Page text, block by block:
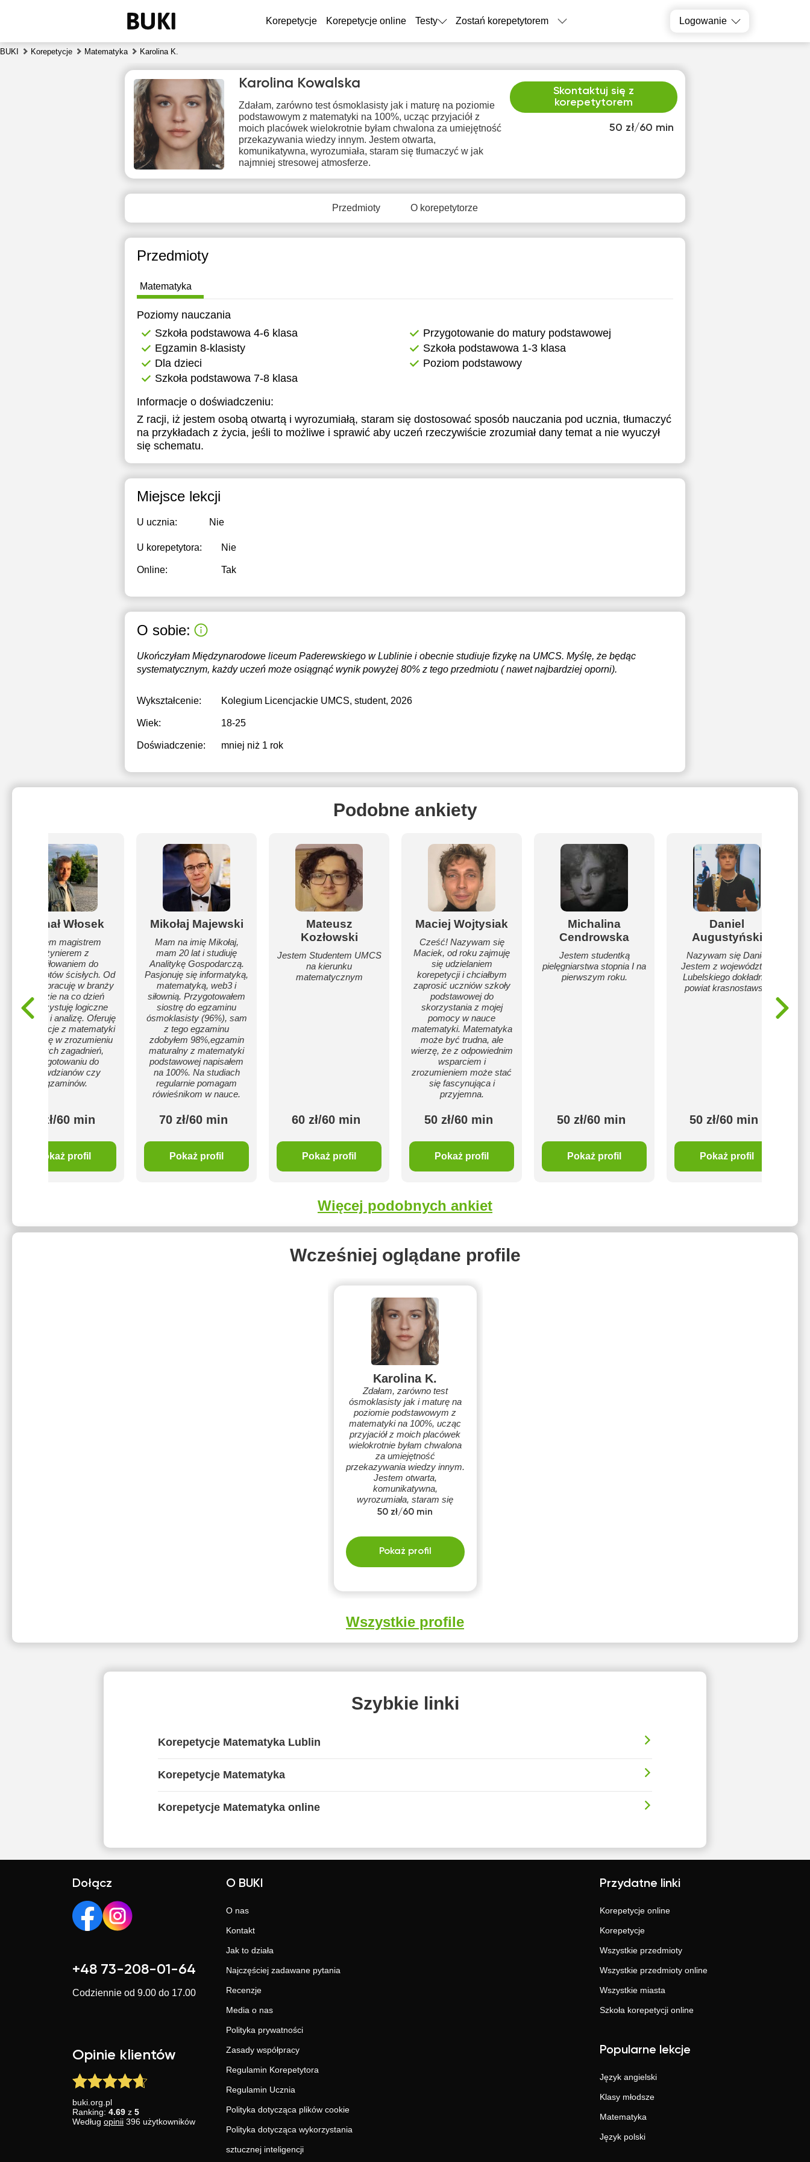
Korepetycje Korepetycje online Testy Zostań korepetytorem Logowanie
BUKI Korepetycje Matematyka Karolina K.
50 zł/60 min
Skontaktuj się z
korepetytorem
Karolina Kowalska
Zdałam, zarówno test ósmoklasisty jak i maturę na poziomie
podstawowym z matematyki na 100%, ucząc przyjaciół z
moich placówek wielokrotnie byłam chwalona za umiejętność
przekazywania wiedzy innym. Jestem otwarta,
komunikatywna, wyrozumiała, staram się tłumaczyć w jak
najmniej stresowej atmosferze.
Przedmioty O korepetytorze
Przedmioty
Matematyka
Poziomy nauczania
Szkoła podstawowa 4-6 klasa
Przygotowanie do matury podstawowej
Egzamin 8-klasisty
Szkoła podstawowa 1-3 klasa
Dla dzieci
Poziom podstawowy
Szkoła podstawowa 7-8 klasa
Informacje o doświadczeniu:
Z racji, iż jestem osobą otwartą i wyrozumiałą, staram się dostosować sposób nauczania pod ucznia, tłumaczyć
na przykładach z życia, jeśli to możliwe i sprawić aby uczeń rzeczywiście zrozumiał dany temat a nie wyuczył
się schematu.
Miejsce lekcji
U ucznia: Nie
U korepetytora: Nie
Online: Tak
O sobie:
Ukończyłam Międzynarodowe liceum Paderewskiego w Lublinie i obecnie studiuje fizykę na UMCS. Myślę, że będąc
systematycznym, każdy uczeń może osiągnąć wynik powyżej 80% z tego przedmiotu ( nawet najbardziej oporni).
Wykształcenie: Kolegium Licencjackie UMCS, student, 2026
Wiek: 18-25
Doświadczenie: mniej niż 1 rok
Podobne ankiety
Michał Włosek
Jestem magistrem
inżynierem z
zamiłowaniem do
przedmiotów ścisłych. Od
kilku lat pracuję w branży
IT, gdzie na co dzień
wykorzystuję logiczne
myślenie i analizę. Oferuję
korepetycje z matematyki
- pomogę w zrozumieniu
trudnych zagadnień,
przygotowaniu do
sprawdzianów czy
egzaminów.
70 zł/60 min
Pokaż profil
Mikołaj Majewski
Mam na imię Mikołaj,
mam 20 lat i studiuję
Analitykę Gospodarczą.
Pasjonuję się informatyką,
matematyką, web3 i
siłownią. Przygotowałem
siostrę do egzaminu
ósmoklasisty (96%), sam
z tego egzaminu
zdobyłem 98%,egzamin
maturalny z matematyki
podstawowej napisałem
na 100%. Na studiach
regularnie pomagam
rówieśnikom w nauce.
70 zł/60 min
Pokaż profil
Mateusz
Kozłowski
Jestem Studentem UMCS
na kierunku
matematycznym
60 zł/60 min
Pokaż profil
Maciej Wojtysiak
Cześć! Nazywam się
Maciek, od roku zajmuję
się udzielaniem
korepetycji i chciałbym
zaprosić uczniów szkoły
podstawowej do
skorzystania z mojej
pomocy w nauce
matematyki. Matematyka
może być trudna, ale
wierzę, że z odpowiednim
wsparciem i
zrozumieniem może stać
się fascynująca i
przyjemna.
50 zł/60 min
Pokaż profil
Michalina
Cendrowska
Jestem studentką
pielęgniarstwa stopnia I na
pierwszym roku.
50 zł/60 min
Pokaż profil
Daniel
Augustyński
Nazywam się Daniel
Jestem z województwa
Lubelskiego dokładniej
powiat krasnostawski
50 zł/60 min
Pokaż profil
Więcej podobnych ankiet
Wcześniej oglądane profile
Karolina K.
Zdałam, zarówno test
ósmoklasisty jak i maturę na
poziomie podstawowym z
matematyki na 100%, ucząc
przyjaciół z moich placówek
wielokrotnie byłam chwalona
za umiejętność
przekazywania wiedzy innym.
Jestem otwarta,
komunikatywna,
wyrozumiała, staram się
tłumaczyć w jak najmniej
50 zł/60 min
Pokaż profil
Wszystkie profile
Szybkie linki
Korepetycje Matematyka Lublin
Korepetycje Matematyka
Korepetycje Matematyka online
pią
7
sob
8
nie
9
10
11
12
13
dostępnych
dostępnych
Brak
dostępnych
Brak
dostępnych
Brak
dostępnych
dostępnych
dostępnych
Dołącz
+48 73-208-01-64
Codziennie od 9.00 do 17.00
Opinie klientów
buki.org.pl
Ranking: 4.69 z 5
Według opinii 396 użytkowników
O BUKI
O nas
Kontakt
Jak to działa
Najczęściej zadawane pytania
Recenzje
Media o nas
Polityka prywatności
Zasady współpracy
Regulamin Korepetytora
Regulamin Ucznia
Polityka dotycząca plików cookie
Polityka dotycząca wykorzystania
sztucznej inteligencji
Przydatne linki
Korepetycje online
Korepetycje
Wszystkie przedmioty
Wszystkie przedmioty online
Wszystkie miasta
Szkoła korepetycji online
Popularne lekcje
Język angielski
Klasy młodsze
Matematyka
Język polski